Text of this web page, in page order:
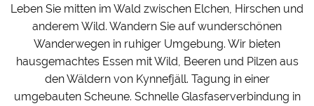
Leben Sie mitten im Wald zwischen Elchen, Hirschen und
anderem Wild. Wandern Sie auf wunderschönen
Wanderwegen in ruhiger Umgebung. Wir bieten
hausgemachtes Essen mit Wild, Beeren und Pilzen aus
den Wäldern von Kynnefjäll. Tagung in einer
umgebauten Scheune. Schnelle Glasfaserverbindung in